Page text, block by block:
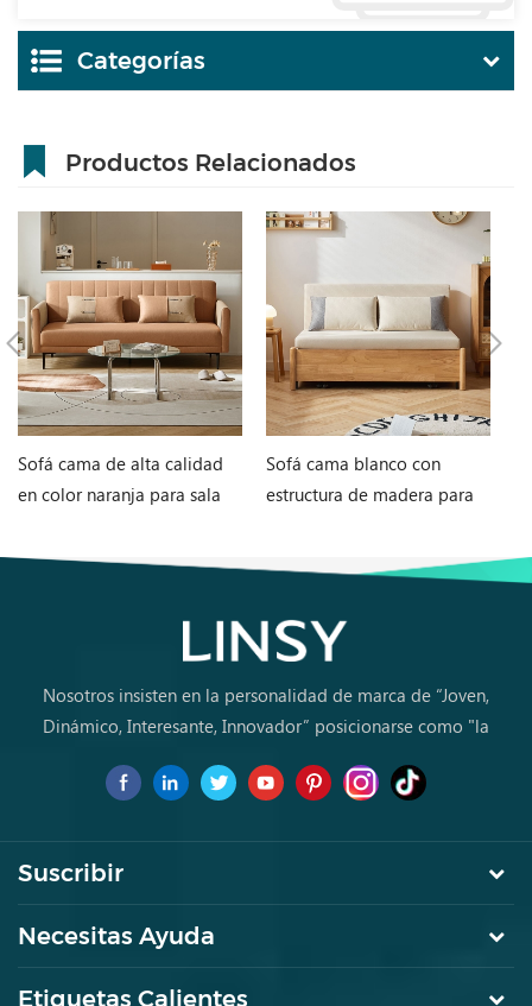
Categorías
Productos Relacionados
Sofá cama de alta calidad
en color naranja para sala
Sofá cama blanco con
estructura de madera para
Nosotros insisten en la personalidad de marca de “Joven,
Dinámico, Interesante, Innovador” posicionarse como "la
por primera vez.
Suscribir
Necesitas Ayuda
Etiquetas Calientes